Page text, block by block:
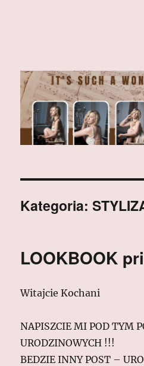
Kategoria:
LOOKBOOK
Witajcie Kochani
NAPISZCIE MI POD TYM
URODZINOWYCH !!!
BEDZIE INNY POST –